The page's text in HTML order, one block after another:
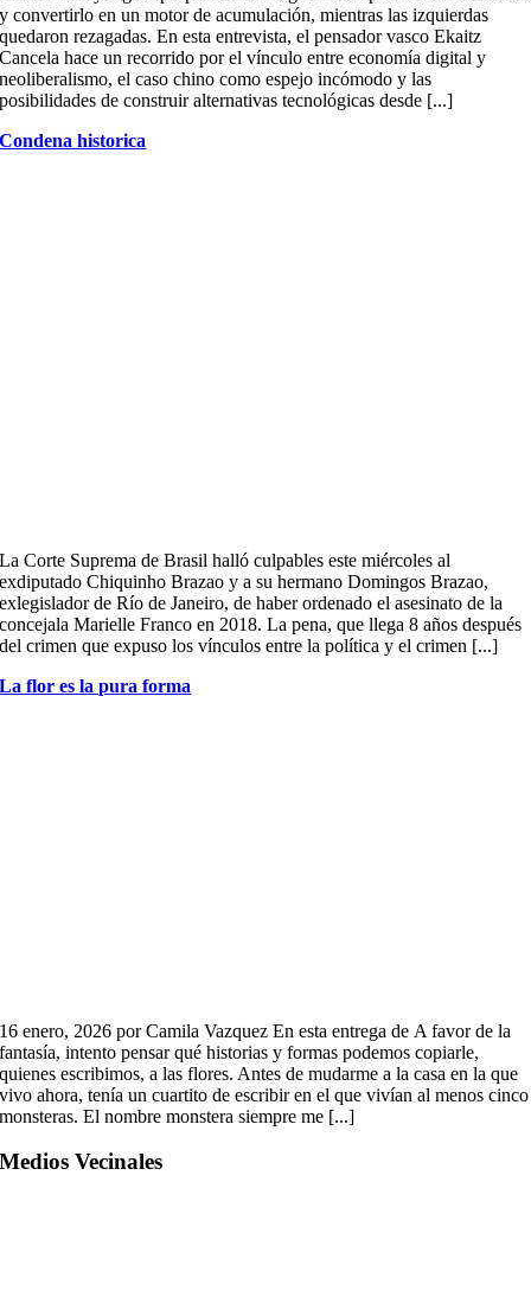
y convertirlo en un motor de acumulación, mientras las izquierdas
quedaron rezagadas. En esta entrevista, el pensador vasco Ekaitz
Cancela hace un recorrido por el vínculo entre economía digital y
neoliberalismo, el caso chino como espejo incómodo y las
posibilidades de construir alternativas tecnológicas desde [...]
Condena historica
La Corte Suprema de Brasil halló culpables este miércoles al
exdiputado Chiquinho Brazao y a su hermano Domingos Brazao,
exlegislador de Río de Janeiro, de haber ordenado el asesinato de la
concejala Marielle Franco en 2018. La pena, que llega 8 años después
del crimen que expuso los vínculos entre la política y el crimen [...]
La flor es la pura forma
16 enero, 2026 por Camila Vazquez En esta entrega de A favor de la
fantasía, intento pensar qué historias y formas podemos copiarle,
quienes escribimos, a las flores. Antes de mudarme a la casa en la que
vivo ahora, tenía un cuartito de escribir en el que vivían al menos cinco
monsteras. El nombre monstera siempre me [...]
Medios Vecinales